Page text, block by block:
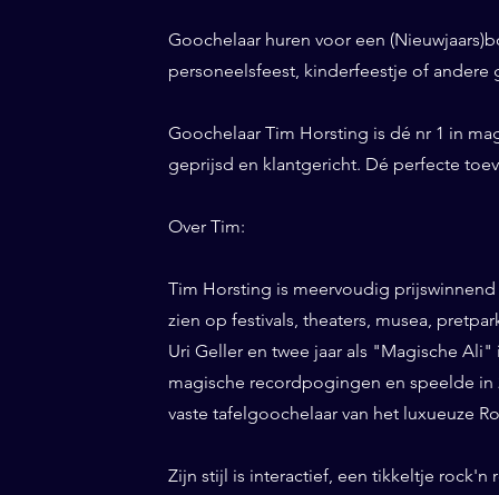
Goochelaar huren voor een
personeelsfeest, kinderfeestje of andere
Goochelaar Tim Horsting is dé nr 1 in
geprijsd en klantgericht. Dé perfecte
Over Tim:
Tim Horsting is meervoudig
zien op festivals, theaters, musea,
Uri Geller en twee jaar als "Magische
magische recordpogingen en speelde in
vaste tafelgoochelaar van het luxueuze
Zijn stijl is interactief, een tikkeltje rock'n